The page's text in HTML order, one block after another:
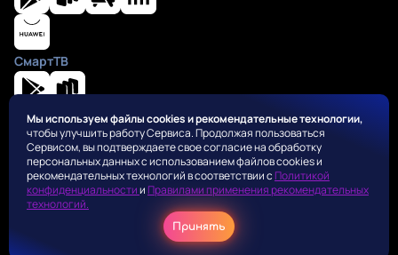
СмартТВ
Положения
Пользовательское соглашение
Политика конфиденциальности
Правила применения рекомендательных алгоритмов
Оферта для правообладателей
Соглашение на получение рекламных рассылок
Мы используем файлы cookies и рекомендательные технологии,
чтобы улучшить работу Сервиса. Продолжая пользоваться
Сервисом, вы подтверждаете свое согласие на обработку
персональных данных с использованием файлов cookies и
рекомендательных технологий в соответствии с Политикой
конфиденциальностии Правилами применения рекомендательных
технологий.
Принять